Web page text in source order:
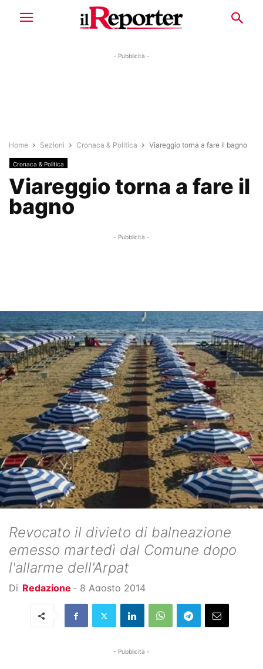
- Pubblicità -
Home Sezioni Cronaca & Politica Viareggio torna a fare il bagno
Cronaca & Politica
Viareggio torna a fare il
bagno
- Pubblicità -
Revocato il divieto di balneazione
emesso martedì dal Comune dopo
l'allarme dell'Arpat
Di Redazione - 8 Agosto 2014
- Pubblicità -